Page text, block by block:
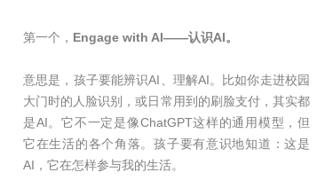
第一个， Engage with AI——认识AI。
意思是，孩子要能辨识AI、理解AI。比如你走进校园
大门时的人脸识别，或日常用到的刷脸支付，其实都
是AI。它不一定是像ChatGPT这样的通用模型，但
它在生活的各个角落。孩子要有意识地知道：这是
AI，它在怎样参与我的生活。